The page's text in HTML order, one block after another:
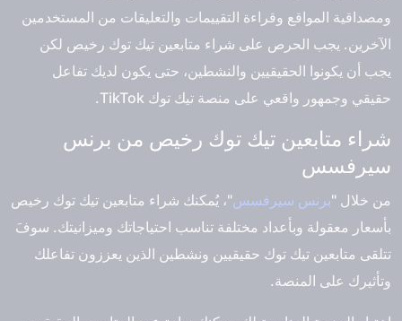
ومصداقية المواقع وقراءة التقييمات والتعليقات من المستخدمين
الآخرين. يجب الحرص على شراء متابعين تيك توك رخيص لكن
يجب أن يكونوا الحقيقيين والنشطين، حتى يكون لديك تفاعل
حقيقي وجمهور واقعي على منصة تيك توك TikTok.
شراء متابعين تيك توك رخيص من برنس
سيرفسس
من خلال "برنس سيرفسس"، يُمكنك شراء متابعين تيك توك رخيص
بأسعار معقولة وبأعداد مختلفة تناسب احتياجاتك وميزانيتك. سوفَ
تتلقى متابعين تيك توك حقيقيين ونشطين الذين يعززون تفاعلك
وتأثيرك على المنصة.